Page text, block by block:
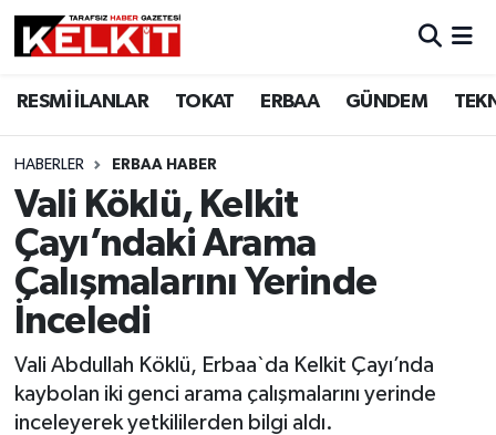
RESMİ İLANLAR TOKAT ERBAA GÜNDEM
HABERLER ERBAA HABER
Vali Köklü, Kelkit
Çayı’ndaki Arama
Çalışmalarını Yerinde
İnceledi
Vali Abdullah Köklü, Erbaa`da Kelkit Çayı’nda
kaybolan iki genci arama çalışmalarını yerinde
inceleyerek yetkililerden bilgi aldı.